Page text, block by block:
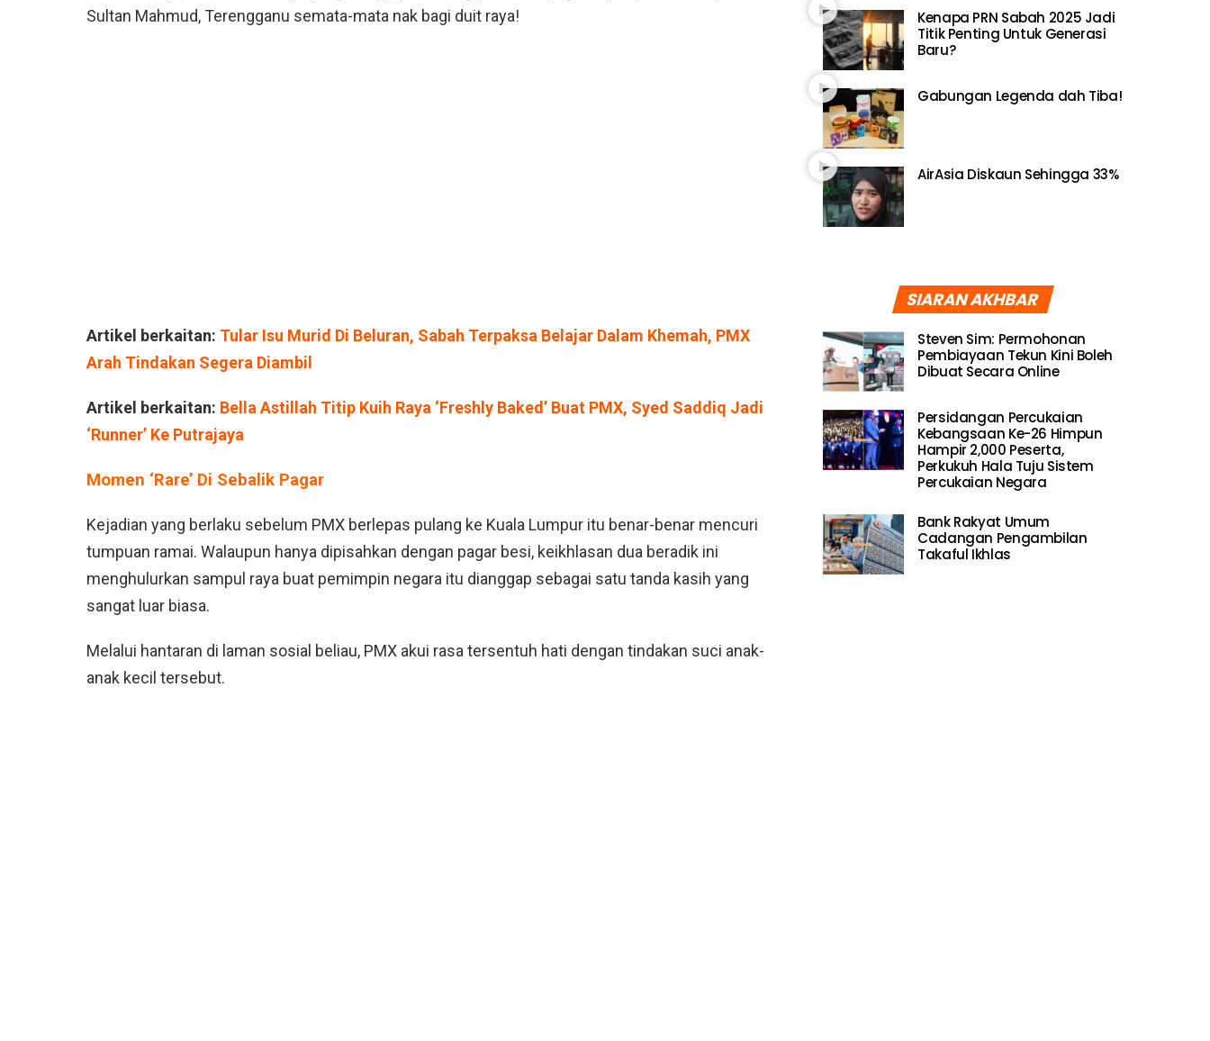
Sultan Mahmud, Terengganu semata-mata nak bagi duit raya!
Artikel berkaitan: Tular Isu Murid Di Beluran, Sabah Terpaksa Belajar Dalam Khemah, PMX
Arah Tindakan Segera Diambil
Artikel berkaitan: Bella Astillah Titip Kuih Raya ‘Freshly Baked’ Buat PMX, Syed Saddiq Jadi
‘Runner’ Ke Putrajaya
Momen ‘Rare’ Di Sebalik Pagar
Kejadian yang berlaku sebelum PMX berlepas pulang ke Kuala Lumpur itu benar-benar mencuri
tumpuan ramai. Walaupun hanya dipisahkan dengan pagar besi, keikhlasan dua beradik ini
menghulurkan sampul raya buat pemimpin negara itu dianggap sebagai satu tanda kasih yang
sangat luar biasa.
Melalui hantaran di laman sosial beliau, PMX akui rasa tersentuh hati dengan tindakan suci anak-
anak kecil tersebut.
Kenapa PRN Sabah 2025 Jadi
Titik Penting Untuk Generasi
Baru?
Gabungan Legenda dah Tiba!
AirAsia Diskaun Sehingga 33%
SIARAN AKHBAR
Steven Sim: Permohonan
Pembiayaan Tekun Kini Boleh
Dibuat Secara Online
Persidangan Percukaian
Kebangsaan Ke-26 Himpun
Hampir 2,000 Peserta,
Perkukuh Hala Tuju Sistem
Percukaian Negara
Bank Rakyat Umum
Cadangan Pengambilan
Takaful Ikhlas